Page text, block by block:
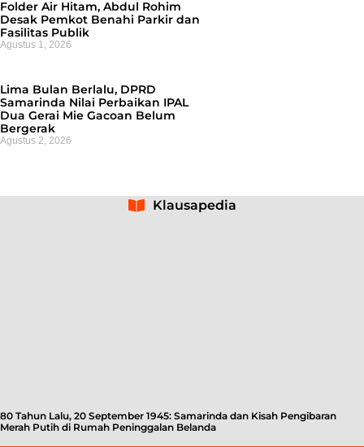
Folder Air Hitam, Abdul Rohim
Desak Pemkot Benahi Parkir dan
Fasilitas Publik
Agustus 1, 2026
Lima Bulan Berlalu, DPRD
Samarinda Nilai Perbaikan IPAL
Dua Gerai Mie Gacoan Belum
Bergerak
Agustus 2, 2026
Klausapedia
80 Tahun Lalu, 20 September 1945: Samarinda dan Kisah Pengibaran
Merah Putih di Rumah Peninggalan Belanda